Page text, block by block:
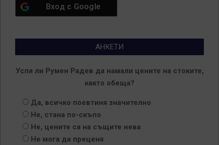
Вход с Google
АНКЕТИ
Успя ли Румен Радев да намали цените на стоките,
както обеща?
Да, всичко поевтиня значително
Не, стана по-скъпо
Не, цените са на същите нева
Не мога да преценя